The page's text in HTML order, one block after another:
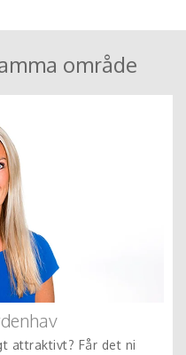
område
attraktivt? Får det ni